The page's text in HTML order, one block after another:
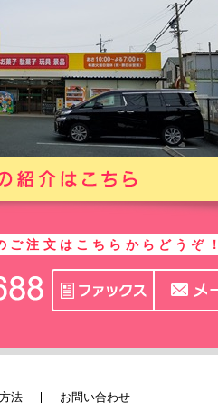
ご注文はこちらからどうぞ！
法
お問い合わせ